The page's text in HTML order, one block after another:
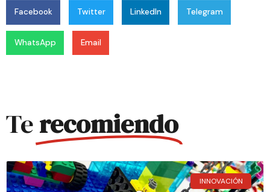
Facebook Twitter LinkedIn Telegram
WhatsApp Email
Terecomiendo
INNOVACIÓN